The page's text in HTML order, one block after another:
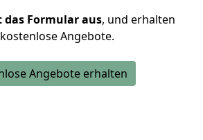
das Formular aus, und erhalten
Angebote.
Angebote erhalten